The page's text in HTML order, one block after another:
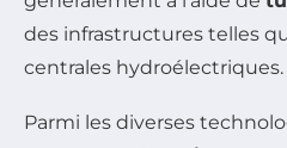
des infrastructures telles
centrales hydroélectriques.
Parmi les diverses